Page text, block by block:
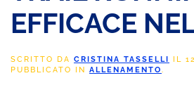
EFFICACE
SCRITTO DA CRISTINA TASSELLI IL
PUBBLICATO IN ALLENAMENTO .